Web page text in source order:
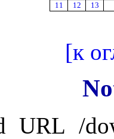
11
12 13
[к
URL /